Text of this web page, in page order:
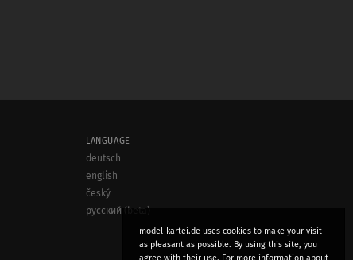
model-kartei.de uses cookies to make your visit
as pleasant as possible. By using this site, you
LANGUAGE
deutsch
english
český
русский (beta)